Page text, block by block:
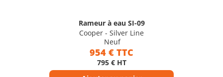
Rameur à eau SI-09
Cooper - Silver Line
Neuf
954 € TTC
795 € HT